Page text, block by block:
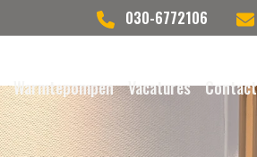
030-6772106
Warmtepompen Vacatures Contact